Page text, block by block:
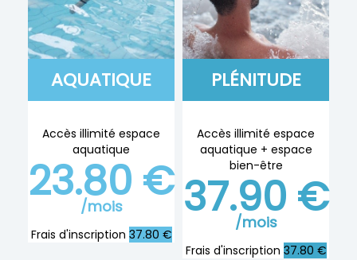
AQUATIQUE
Accès illimité espace
aquatique
23.80 €
/mois
Frais d'inscription 37.80 €
PLÉNITUDE
Accès illimité espace
aquatique + espace
bien-être
37.90 €
/mois
Frais d'inscription 37.80 €